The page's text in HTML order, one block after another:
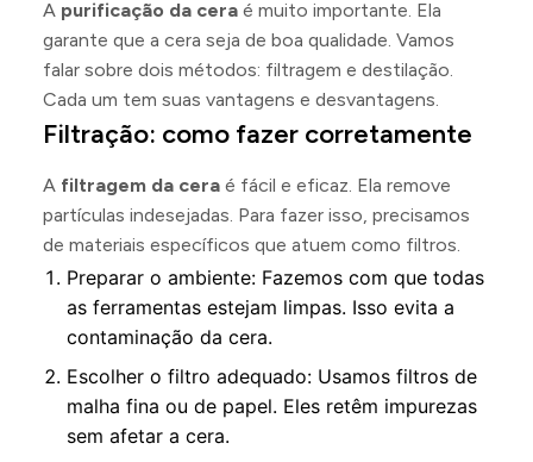
A purificação da cera é muito importante. Ela
garante que a cera seja de boa qualidade. Vamos
falar sobre dois métodos: filtragem e destilação.
Cada um tem suas vantagens e desvantagens.
Filtração: como fazer corretamente
A filtragem da cera é fácil e eficaz. Ela remove
partículas indesejadas. Para fazer isso, precisamos
de materiais específicos que atuem como filtros.
Preparar o ambiente: Fazemos com que todas
as ferramentas estejam limpas. Isso evita a
contaminação da cera.
Escolher o filtro adequado: Usamos filtros de
malha fina ou de papel. Eles retêm impurezas
sem afetar a cera.